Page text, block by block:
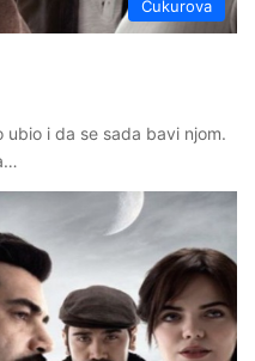
Cukurova
ubio i da se sada bavi njom.